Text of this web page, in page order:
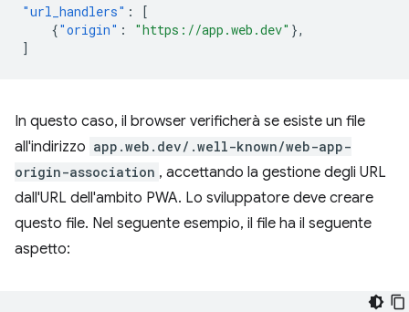
"url_handlers" :
[
{"origin" : "https://app.web.dev" },
]
In questo caso, il browser verificherà se esiste un file
all'indirizzo app.web.dev/.well-known/web-app-
origin-association , accettando la gestione degli URL
dall'URL dell'ambito PWA. Lo sviluppatore deve creare
questo file. Nel seguente esempio, il file ha il seguente
aspetto: